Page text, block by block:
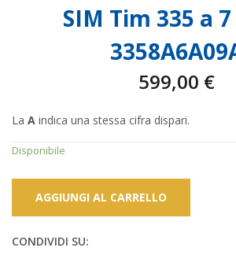
SIM Tim 335 a
599,00 €
La A indica una stessa cifra dispari.
Disponibile
AGGIUNGI AL CARRELLO
CONDIVIDI SU: